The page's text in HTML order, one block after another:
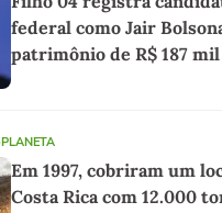
federal como Jair
patrimônio de R$ 187 mil
PLANETA
Em 1997, cobriram um
Costa Rica com 12.000